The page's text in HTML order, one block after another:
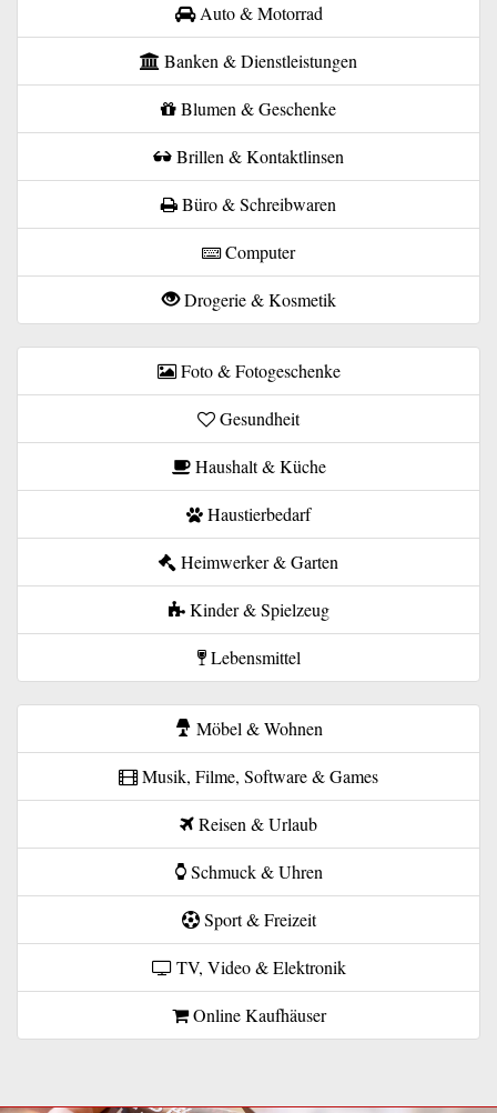
Auto & Motorrad
Banken & Dienstleistungen
Blumen & Geschenke
Brillen & Kontaktlinsen
Büro & Schreibwaren
Computer
Drogerie & Kosmetik
Foto & Fotogeschenke
Gesundheit
Haushalt & Küche
Haustierbedarf
Heimwerker & Garten
Kinder & Spielzeug
Lebensmittel
Möbel & Wohnen
Musik, Filme, Software & Games
Reisen & Urlaub
Schmuck & Uhren
Sport & Freizeit
TV, Video & Elektronik
Online Kaufhäuser